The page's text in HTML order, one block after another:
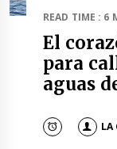
READ TIME : 6
El
para
aguas
LA